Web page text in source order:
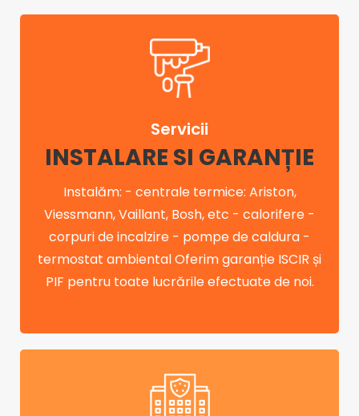
Servicii
INSTALARE SI GARANȚIE
Instalăm: - centrale termice: Ariston,
Viessmann, Vaillant, Bosh, etc - calorifere -
corpuri de incalzire - pompe de caldura -
termostat ambiental Oferim garanție ISCIR și
PIF pentru toate lucrările efectuate de noi.